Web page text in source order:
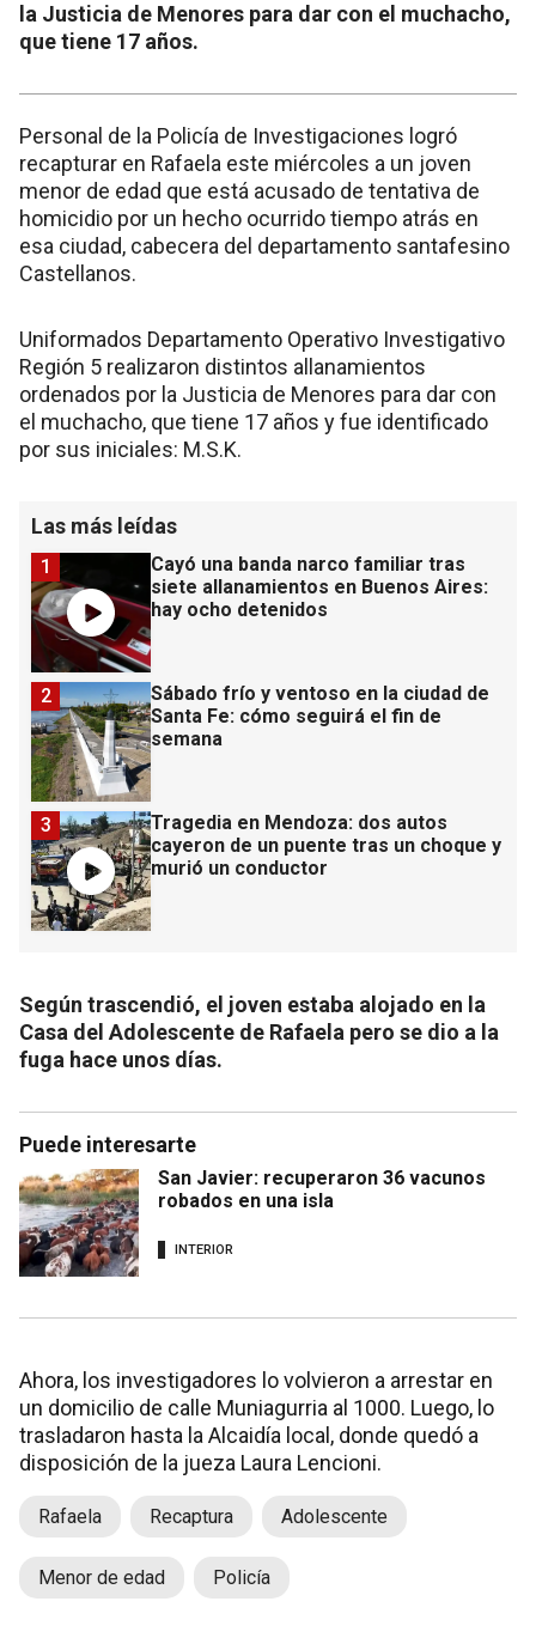
la Justicia de Menores para dar con el muchacho,
que tiene 17 años.
Personal de la Policía de Investigaciones logró
recapturar en Rafaela este miércoles a un joven
menor de edad que está acusado de tentativa de
homicidio por un hecho ocurrido tiempo atrás en
esa ciudad, cabecera del departamento santafesino
Castellanos.
Uniformados Departamento Operativo Investigativo
Región 5 realizaron distintos allanamientos
ordenados por la Justicia de Menores para dar con
el muchacho, que tiene 17 años y fue identificado
por sus iniciales: M.S.K.
Las más leídas
Cayó una banda narco familiar tras
siete allanamientos en Buenos Aires:
hay ocho detenidos
1
Sábado frío y ventoso en la ciudad de
Santa Fe: cómo seguirá el fin de
semana
2
Tragedia en Mendoza: dos autos
cayeron de un puente tras un choque y
murió un conductor
3
Según trascendió, el joven estaba alojado en la
Casa del Adolescente de Rafaela pero se dio a la
fuga hace unos días.
Puede interesarte
San Javier: recuperaron 36 vacunos
robados en una isla
INTERIOR
Ahora, los investigadores lo volvieron a arrestar en
un domicilio de calle Muniagurria al 1000. Luego, lo
trasladaron hasta la Alcaidía local, donde quedó a
disposición de la jueza Laura Lencioni.
Rafaela Recaptura Adolescente
Menor de edad Policía